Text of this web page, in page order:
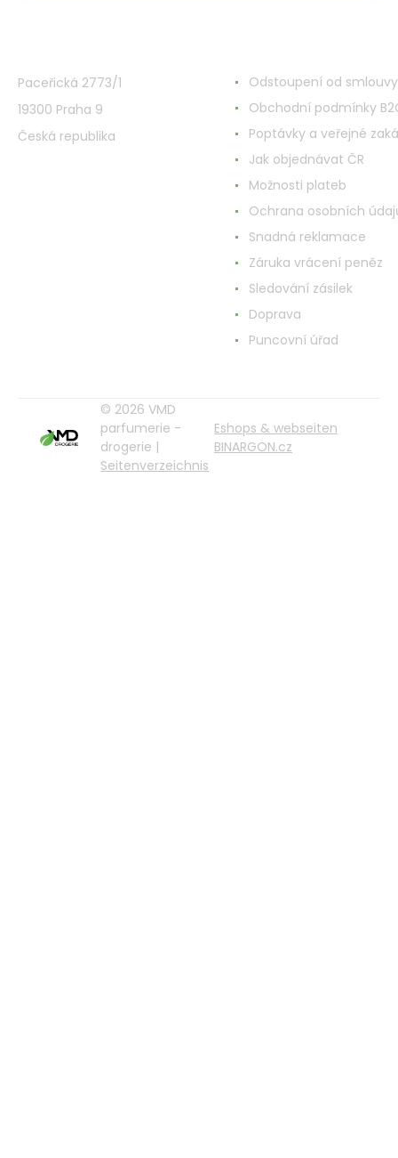
Paceřická 2773/1
19300 Praha 9
Česká republika
Odstoupení od smlouvy
Obchodní podmínky
Poptávky a veřejné
Jak objednávat ČR
Možnosti plateb
Ochrana osobních
Snadná reklamace
Záruka vrácení peněz
Sledování zásilek
Doprava
Puncovní úřad
© 2026 VMD
parfumerie -
drogerie |
Seitenverzeichnis
Eshops & webseiten
BINARGON.cz